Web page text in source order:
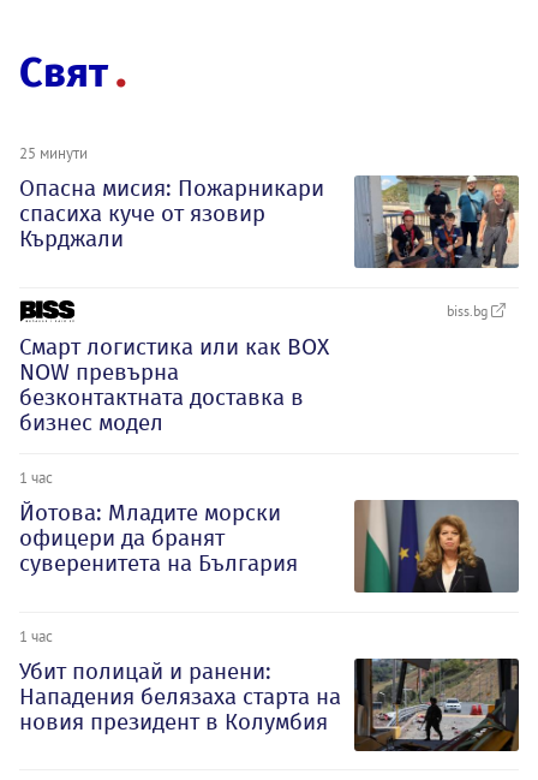
Свят
25 минути
Опасна мисия: Пожарникари
спасиха куче от язовир
Кърджали
biss.bg
Смарт логистика или как BOX
NOW превърна
безконтактната доставка в
бизнес модел
1 час
Йотова: Младите морски
офицери да бранят
суверенитета на България
1 час
Убит полицай и ранени:
Нападения белязаха старта на
новия президент в Колумбия